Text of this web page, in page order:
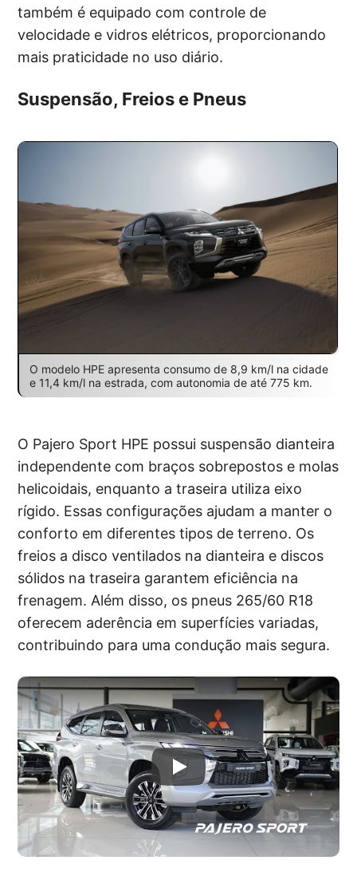
também é equipado com controle de
velocidade e vidros elétricos, proporcionando
mais praticidade no uso diário.
Suspensão, Freios e Pneus
O modelo HPE apresenta consumo de 8,9 km/l na cidade
e 11,4 km/l na estrada, com autonomia de até 775 km.
O Pajero Sport HPE possui suspensão dianteira
independente com braços sobrepostos e molas
helicoidais, enquanto a traseira utiliza eixo
rígido. Essas configurações ajudam a manter o
conforto em diferentes tipos de terreno. Os
freios a disco ventilados na dianteira e discos
sólidos na traseira garantem eficiência na
frenagem. Além disso, os pneus 265/60 R18
oferecem aderência em superfícies variadas,
contribuindo para uma condução mais segura.